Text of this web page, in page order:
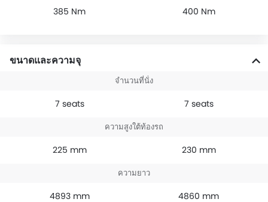
385 Nm 400 Nm
ขนาดและความจุ
จำนวนที่นั่ง
7 seats 7 seats
ความสูงใต้ท้องรถ
225 mm 230 mm
ความยาว
4893 mm 4860 mm